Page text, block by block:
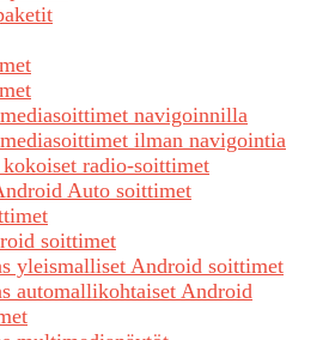
navigoinnilla
ilman navigointia
radio-soittimet
Auto soittimet
soittimet
yleismalliset Android soittimet
automallikohtaiset Android